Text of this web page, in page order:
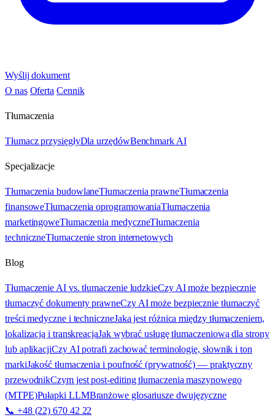
Wyślij dokument
O nas Oferta Cennik
Tłumaczenia
Tłumacz przysięgłyDla urzędówBenchmark AI
Specjalizacje
Tłumaczenia budowlaneTłumaczenia prawneTłumaczenia
finansoweTłumaczenia oprogramowaniaTłumaczenia
marketingoweTłumaczenia medyczneTłumaczenia
techniczneTłumaczenie stron internetowych
Blog
Tłumaczenie AI vs. tłumaczenie ludzkieCzy AI może bezpiecznie
tłumaczyć dokumenty prawneCzy AI może bezpiecznie tłumaczyć
treści medyczne i techniczneJaka jest różnica między tłumaczeniem,
lokalizacją i transkreacjąJak wybrać usługę tłumaczeniową dla strony
lub aplikacjiCzy AI potrafi zachować terminologię, słownik i ton
markiJakość tłumaczenia i poufność (prywatność) — praktyczny
przewodnikCzym jest post-editing tłumaczenia maszynowego
(MTPE)Pułapki LLMBranżowe glosariusze dwujęzyczne
📞 +48 (22) 670 42 22